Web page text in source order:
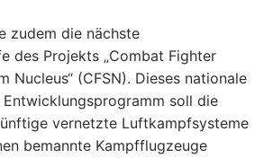
zudem die nächste
des Projekts „Combat Fighter
Nucleus“ (CFSN). Dieses nationale
Entwicklungsprogramm soll die
vernetzte Luftkampfsysteme
bemannte Kampfflugzeuge